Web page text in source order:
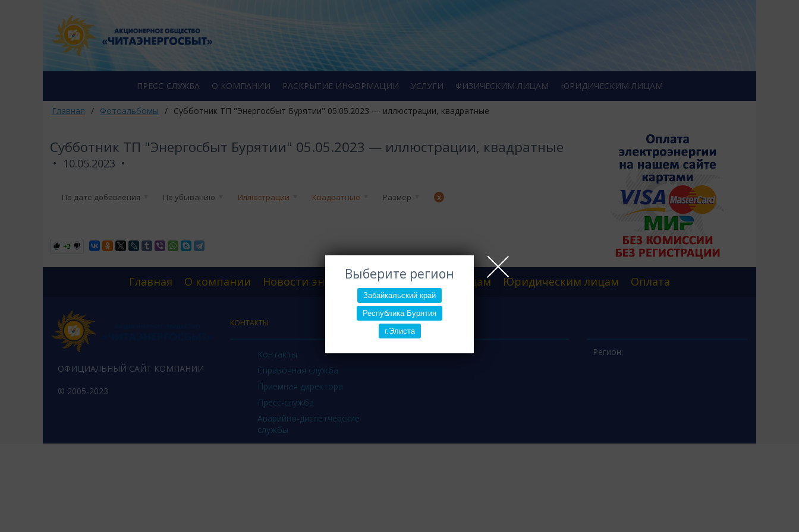
Выберите регион
Забайкальский край
Республика Бурятия
г.Элиста
ПРЕСС-СЛУЖБА О КОМПАНИИ РАСКРЫТИЕ ИНФОРМАЦИИ УСЛУГИ ФИЗИЧЕСКИМ ЛИЦАМ ЮРИДИЧЕСКИМ ЛИЦАМ
Главная / Фотоальбомы / Субботник ТП "Энергосбыт Бурятии" 05.05.2023 — иллюстрации, квадратные
Субботник ТП "Энергосбыт Бурятии" 05.05.2023 — иллюстрации, квадратные
10.05.2023
По дате добавления По убыванию Иллюстрации Квадратные Размер x
+3
Главная О компании Новости энергетики Физическим лицам Юридическим лицам Оплата
ОФИЦИАЛЬНЫЙ САЙТ КОМПАНИИ
© 2005-2023
КОНТАКТЫ
Контакты
Справочная служба
Приемная директора
Пресс-служба
Аварийно-диспетчерские
службы
Регион: